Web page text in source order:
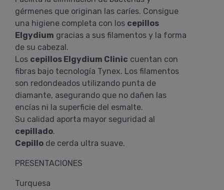
gérmenes que originan las caríes. Consigue
una higiene completa con los cepillos
Elgydium gracias a sus filamentos y la forma
de su cabezal.
Los cepillos Elgydium Clinic cuentan con
fibras bajo tecnología Tynex. Los filamentos
son redondeados utilizando punta de
diamante, asegurando que no dañen las
encías ni la superficie del esmalte.
Su calidad aporta mayor seguridad al
cepillado.
Cepillo de cerda ultra suave.
PRESENTACIONES
Turquesa